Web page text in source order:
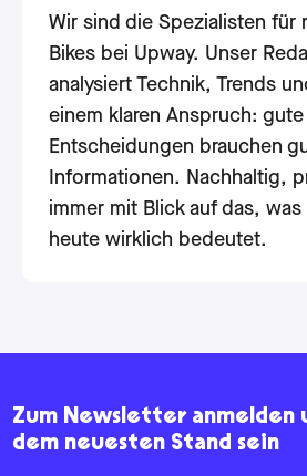
Wir sind die Spezialisten für
Bikes bei Upway. Unser
analysiert Technik, Trends
einem klaren Anspruch: gute
Entscheidungen brauchen
Informationen. Nachhaltig,
immer mit Blick auf das, was
heute wirklich bedeutet.
Zum Newsletter anmelden
dem neuesten Stand sein